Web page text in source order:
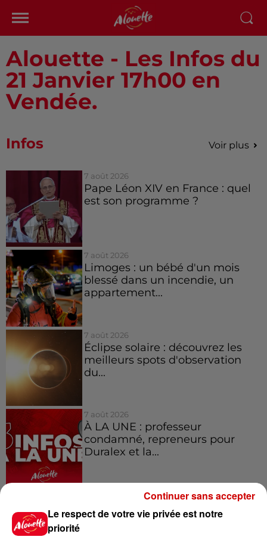
Alouette - Les Infos du
21 Janvier 17h00 en
Vendée.
Infos Voir plus
7 août 2026
Pape Léon XIV en France : quel
est son programme ?
7 août 2026
Limoges : un bébé d'un mois
blessé dans un incendie, un
appartement...
7 août 2026
Éclipse solaire : découvrez les
meilleurs spots d'observation
du...
7 août 2026
À LA UNE : professeur
condamné, repreneurs pour
Duralex et la...
Jeux Voir plus
Le respect de votre vie privée est notre
priorité
Continuer sans accepter